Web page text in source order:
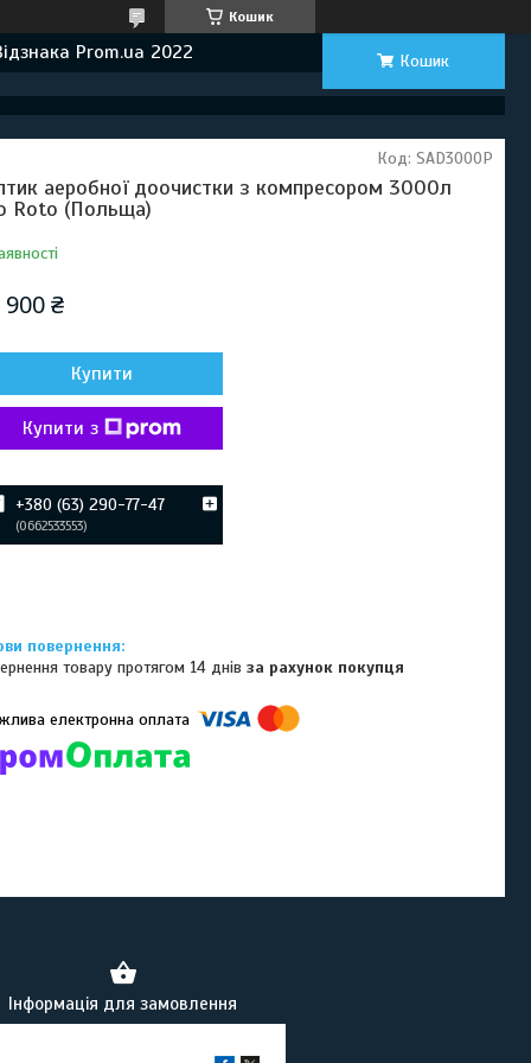
Кошик
Prom.ua 2022 Кошик
аеробної доочистки з компресором 3000л
Roto (Польща)
Код: SAD3000P
900 ₴
Купити
Купити з
+380 (63) 290-77-47
0662533553
товару протягом 14 днівза рахунок покупця
Інформація для замовлення